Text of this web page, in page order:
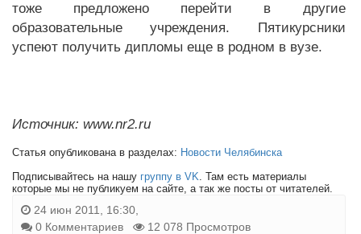
тоже предложено перейти в другие
образовательные учреждения. Пятикурсники
успеют получить дипломы еще в родном в вузе.
Источник: www.nr2.ru
Статья опубликована в разделах: Новости Челябинска
Подписывайтесь на нашу группу в VK. Там есть материалы
которые мы не публикуем на сайте, а так же посты от читателей.
24 июн 2011, 16:30,
0 Комментариев
12 078 Просмотров